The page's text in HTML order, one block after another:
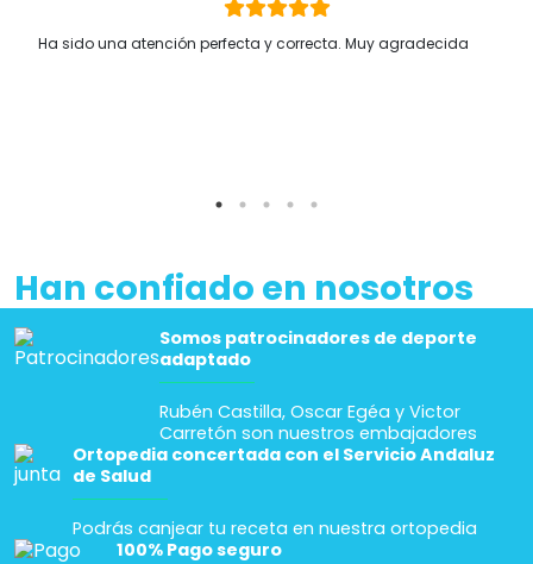
Ha sido una atención perfecta y correcta. Muy agradecida
Han confiado en nosotros
Somos patrocinadores de deporte
adaptado
Rubén Castilla, Oscar Egéa y Victor
Carretón son nuestros embajadores
Ortopedia concertada con el Servicio Andaluz
de Salud
Podrás canjear tu receta en nuestra ortopedia
100% Pago seguro